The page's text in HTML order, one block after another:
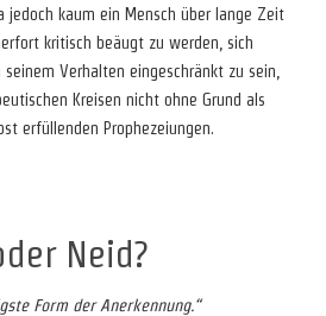
jedoch kaum ein Mensch über lange Zeit
kritisch beäugt zu werden, sich
Verhalten eingeschränkt zu sein,
Kreisen nicht ohne Grund als
erfüllenden Prophezeiungen.
Neid?
Form der Anerkennung.“